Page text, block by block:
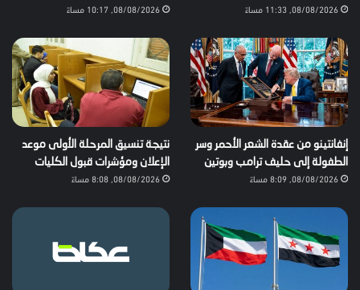
08/08/2026, 11:33 مساءً 08/08/2026, 10:17 مساءً
إنفانتينو من عقدة الشعر الأحمر وسر
الطفولة إلى حليف ترامب وبوتين
08/08/2026, 8:09 مساءً
نتيجة تنسيق المرحلة الأولى موعد
الإعلان ومؤشرات قبول الكليات
08/08/2026, 8:08 مساءً